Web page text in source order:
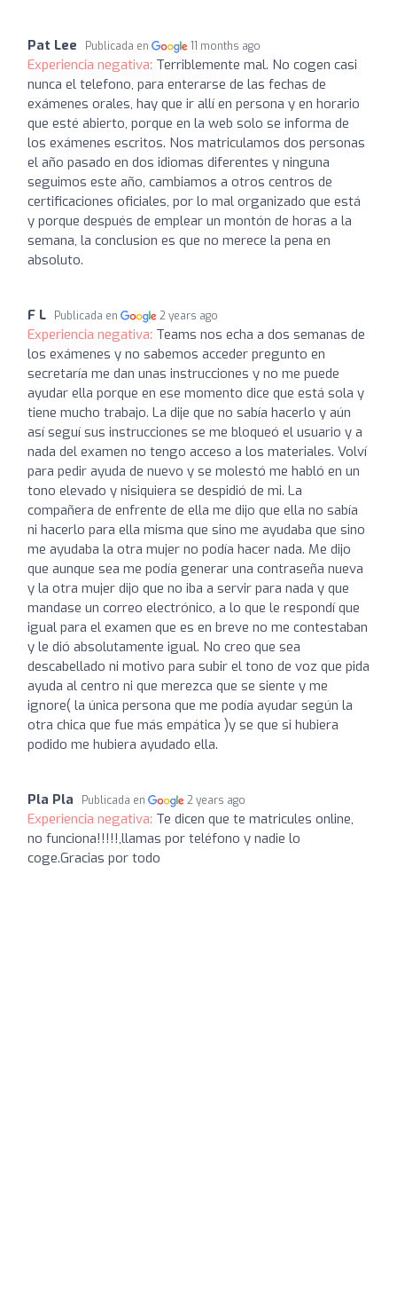
Pat Lee Publicada en 11 months ago
Experiencia negativa: Terriblemente mal. No cogen casi
nunca el telefono, para enterarse de las fechas de
exámenes orales, hay que ir allí en persona y en horario
que esté abierto, porque en la web solo se informa de
los exámenes escritos. Nos matriculamos dos personas
el año pasado en dos idiomas diferentes y ninguna
seguimos este año, cambiamos a otros centros de
certificaciones oficiales, por lo mal organizado que está
y porque después de emplear un montón de horas a la
semana, la conclusion es que no merece la pena en
absoluto.
F L Publicada en 2 years ago
Experiencia negativa: Teams nos echa a dos semanas de
los exámenes y no sabemos acceder pregunto en
secretaría me dan unas instrucciones y no me puede
ayudar ella porque en ese momento dice que está sola y
tiene mucho trabajo. La dije que no sabía hacerlo y aún
así seguí sus instrucciones se me bloqueó el usuario y a
nada del examen no tengo acceso a los materiales. Volví
para pedir ayuda de nuevo y se molestó me habló en un
tono elevado y nisiquiera se despidió de mi. La
compañera de enfrente de ella me dijo que ella no sabía
ni hacerlo para ella misma que sino me ayudaba que sino
me ayudaba la otra mujer no podía hacer nada. Me dijo
que aunque sea me podía generar una contraseña nueva
y la otra mujer dijo que no iba a servir para nada y que
mandase un correo electrónico, a lo que le respondí que
igual para el examen que es en breve no me contestaban
y le dió absolutamente igual. No creo que sea
descabellado ni motivo para subir el tono de voz que pida
ayuda al centro ni que merezca que se siente y me
ignore( la única persona que me podía ayudar según la
otra chica que fue más empática )y se que si hubiera
podido me hubiera ayudado ella.
Pla Pla Publicada en 2 years ago
Experiencia negativa: Te dicen que te matricules online,
no funciona!!!!!,llamas por teléfono y nadie lo
coge.Gracias por todo